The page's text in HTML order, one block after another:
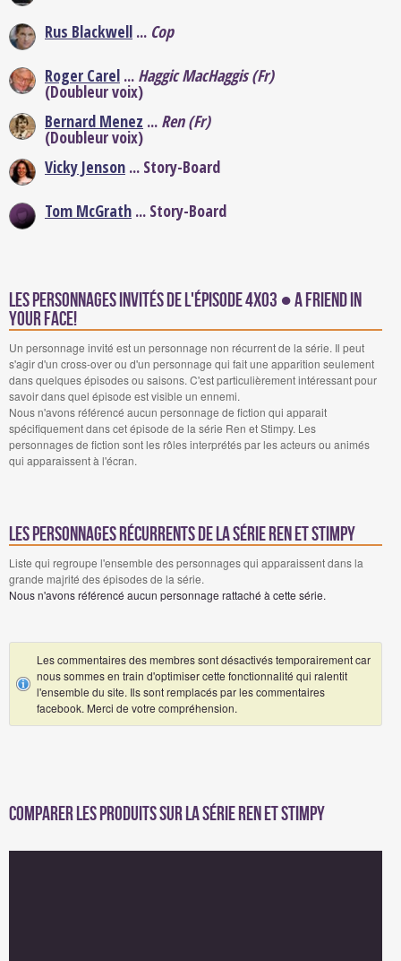
Rus Blackwell ... Cop
Roger Carel ... Haggic MacHaggis (Fr)
(Doubleur voix)
Bernard Menez ... Ren (Fr)
(Doubleur voix)
Vicky Jenson ... Story-Board
Tom McGrath ... Story-Board
Les personnages invités de l'épisode 4x03 ● A Friend In
Your Face!
Un personnage invité est un personnage non récurrent de la série. Il peut
s'agir d'un cross-over ou d'un personnage qui fait une apparition seulement
dans quelques épisodes ou saisons. C'est particulièrement intéressant pour
savoir dans quel épisode est visible un ennemi.
Nous n'avons référencé aucun personnage de fiction qui apparait
spécifiquement dans cet épisode de la série Ren et Stimpy. Les
personnages de fiction sont les rôles interprétés par les acteurs ou animés
qui apparaissent à l'écran.
Les personnages récurrents de la série Ren et Stimpy
Liste qui regroupe l'ensemble des personnages qui apparaissent dans la
grande majrité des épisodes de la série.
Nous n'avons référencé aucun personnage rattaché à cette série.
Les commentaires des membres sont désactivés temporairement car
nous sommes en train d'optimiser cette fonctionnalité qui ralentit
l'ensemble du site. Ils sont remplacés par les commentaires
facebook. Merci de votre compréhension.
Comparer les produits sur la série Ren et Stimpy